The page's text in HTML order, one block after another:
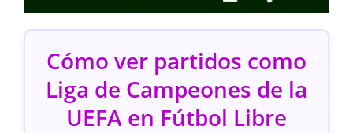
Cómo ver partidos como
Liga de Campeones de la
UEFA en Fútbol Libre